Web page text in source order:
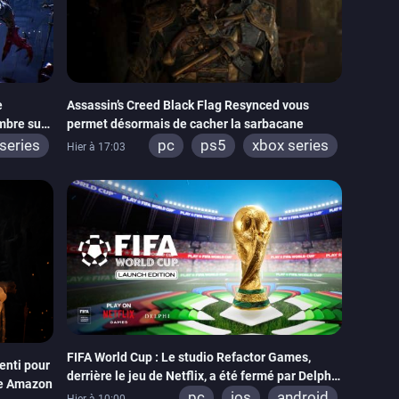
sur
Assassin’s Creed Black Flag Resynced vous
permet désormais de cacher la sarbacane
Hier à 17:03 pc ps5 xbox series
pour
Amazon
FIFA World Cup : Le studio Refactor Games,
derrière le jeu de Netflix, a été fermé par Delphi
Interactive